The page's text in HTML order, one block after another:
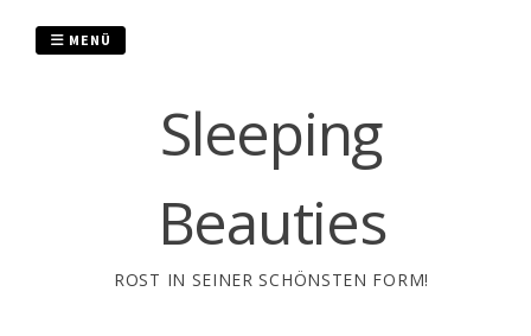
Sleeping
Beauties
ROST IN SEINER SCHÖNSTEN FORM!
MENÜ